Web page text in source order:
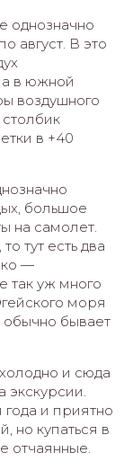
однозначно
август. В это
а в южной
воздушного
в +40
большое
на самолет.
тут есть два
—
так уж много
моря
обычно бывает
и сюда
экскурсии.
и приятно
но купаться в
отчаянные.